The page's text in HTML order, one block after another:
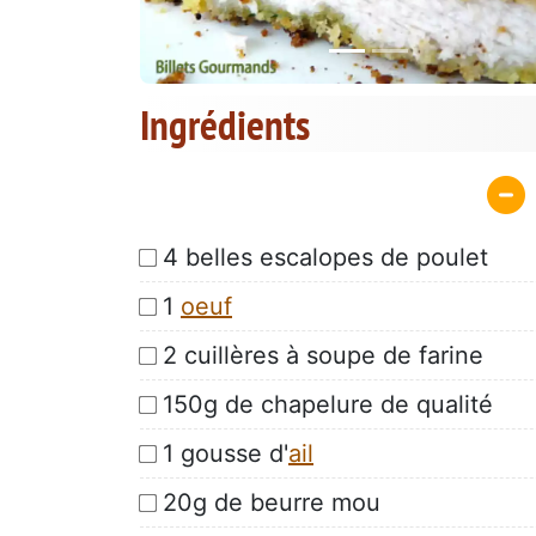
Ingrédients
4 belles escalopes de poulet
1 oeuf
2 cuillères à soupe de farine
150g de chapelure de qualité
1 gousse d'ail
20g de beurre mou